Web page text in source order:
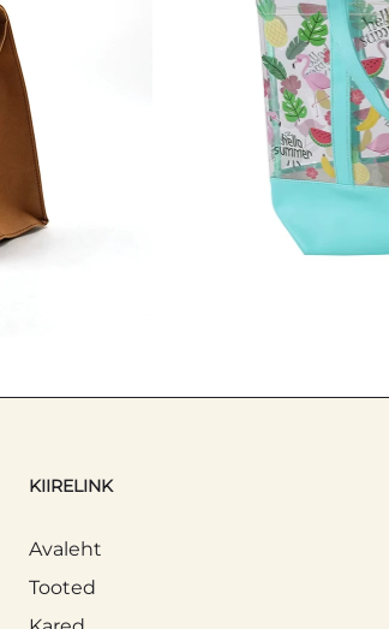
KIIRELINK
Avaleht
Tooted